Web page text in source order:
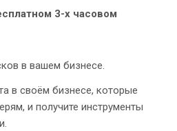
3-х часовом
в вашем бизнесе.
в своём бизнесе, которые
и получите инструменты